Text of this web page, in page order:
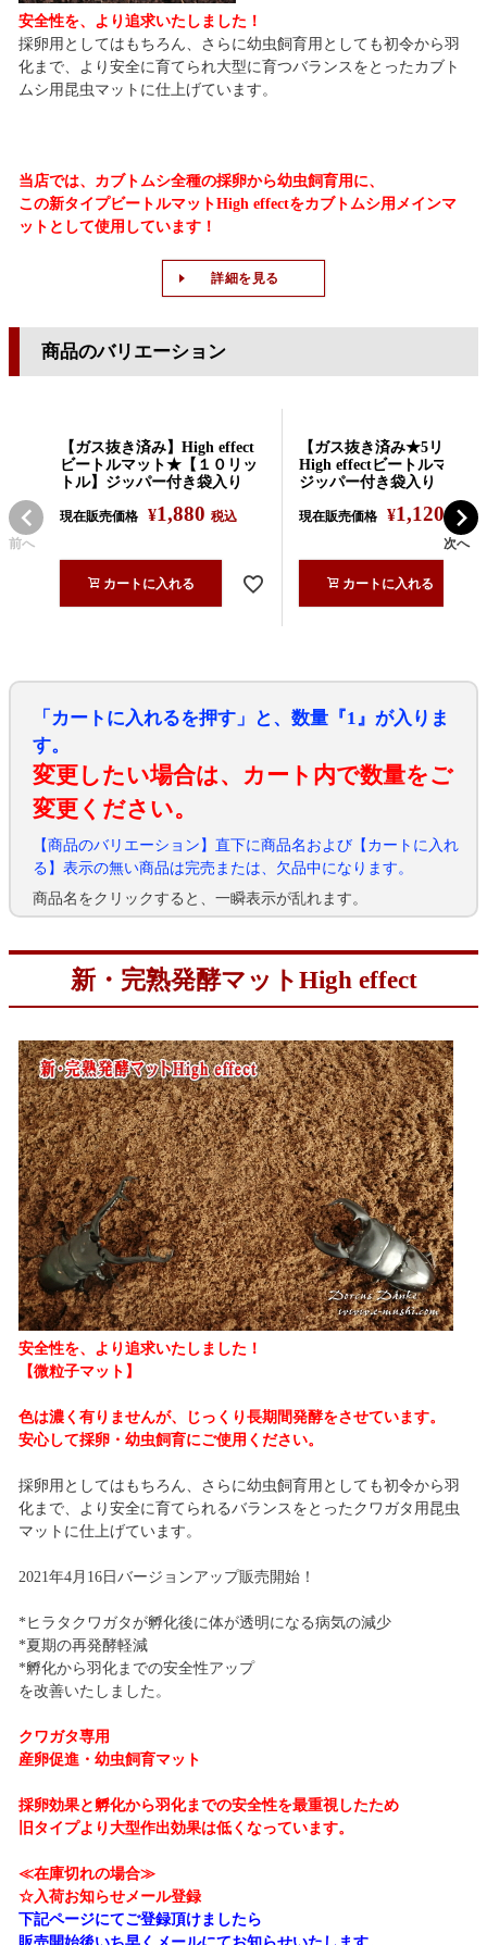
安全性を、より追求いたしました！
採卵用としてはもちろん、さらに幼虫飼育用としても初令から羽
化まで、より安全に育てられ大型に育つバランスをとったカブト
ムシ用昆虫マットに仕上げています。
当店では、カブトムシ全種の採卵から幼虫飼育用に、
この新タイプビートルマットHigh effectをカブトムシ用メインマ
ットとして使用しています！
詳細を見る
商品のバリエーション
前へ
【ガス抜き済み】High effect
ビートルマット★【１０リッ
トル】ジッパー付き袋入り
現在販売価格 ¥1,880 税込
カートに入れる
【ガス抜き済み★5リット
High effectビートルマッ
ジッパー付き袋入り
現在販売価格 ¥1,120 税込
カートに入れる
次へ
「カートに入れるを押す」と、数量『1』が入りま
す。
変更したい場合は、カート内で数量をご
変更ください。
【商品のバリエーション】直下に商品名および【カートに入れ
る】表示の無い商品は完売または、欠品中になります。
商品名をクリックすると、一瞬表示が乱れます。
新・完熟発酵マットHigh effect
安全性を、より追求いたしました！
【微粒子マット】
色は濃く有りませんが、じっくり長期間発酵をさせています。
安心して採卵・幼虫飼育にご使用ください。
採卵用としてはもちろん、さらに幼虫飼育用としても初令から羽
化まで、より安全に育てられるバランスをとったクワガタ用昆虫
マットに仕上げています。
2021年4月16日バージョンアップ販売開始！
*ヒラタクワガタが孵化後に体が透明になる病気の減少
*夏期の再発酵軽減
*孵化から羽化までの安全性アップ
を改善いたしました。
クワガタ専用
産卵促進・幼虫飼育マット
採卵効果と孵化から羽化までの安全性を最重視したため
旧タイプより大型作出効果は低くなっています。
≪在庫切れの場合≫
☆入荷お知らせメール登録
下記ページにてご登録頂けましたら